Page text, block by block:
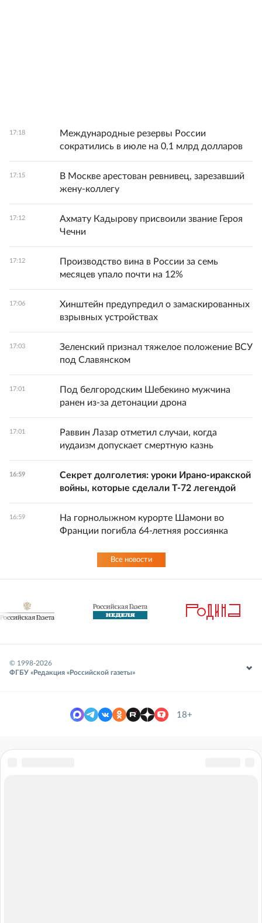
17:18
Международные резервы России
сократились в июле на 0,1 млрд долларов
17:15
В Москве арестован ревнивец, зарезавший
жену-коллегу
17:12
Ахмату Кадырову присвоили звание Героя
Чечни
17:12
Производство вина в России за семь
месяцев упало почти на 12%
17:06
Хинштейн предупредил о замаскированных
взрывных устройствах
17:03
Зеленский признал тяжелое положение ВСУ
под Славянском
17:01
Под белгородским Шебекино мужчина
ранен из-за детонации дрона
17:01
Раввин Лазар отметил случаи, когда
иудаизм допускает смертную казнь
16:59
Секрет долголетия: уроки Ирано-иракской
войны, которые сделали Т-72 легендой
16:59
На горнолыжном курорте Шамони во
Франции погибла 64-летняя россиянка
Все новости
© 1998-2026
ФГБУ «Редакция «Российской газеты»
18+